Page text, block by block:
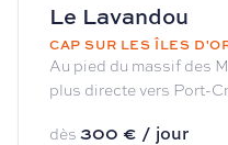
Le Lavandou
CAP SUR LES ÎLES
Au pied du massif des
plus directe vers Port-
dès 300 € / jour